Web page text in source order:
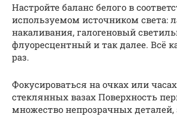
Настройте баланс белого в
используемом источником света:
накаливания, галогеновый
флуоресцентный и так далее. Всё
раз.
Фокусироваться на очках или
стеклянных вазах Поверхность
множество непрозрачных деталей,